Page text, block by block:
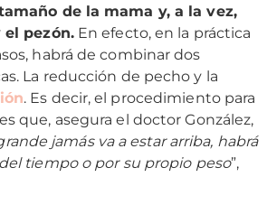
de la mama y, a la vez,
el pezón.En efecto, en la práctica
habrá de combinar dos
La reducción de pecho y la
. Es decir, el procedimiento para
que, asegura el doctor González,
jamás va a estar arriba, habrá
tiempo o por su propio peso”,